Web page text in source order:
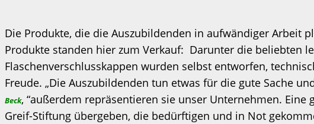
Die Produkte, die die Auszubildenden in aufwändiger Arbeit
Produkte standen hier zum Verkauf: Darunter die beliebten
Flaschenverschlusskappen wurden selbst entworfen,
Freude. „Die Auszubildenden tun etwas für die gute Sache
Beck, “außerdem repräsentieren sie unser Unternehmen.
Greif-Stiftung übergeben, die bedürftigen und in Not